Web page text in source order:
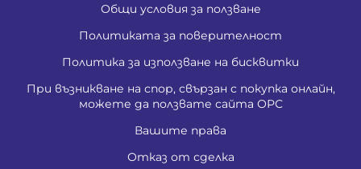
Общи условия за ползване
Политиката за поверителност
Политика за използване на бисквитки
При възникване на спор, свързан с покупка онлайн,
можете да ползвате сайта ОРС
Вашите права
Отказ от сделка